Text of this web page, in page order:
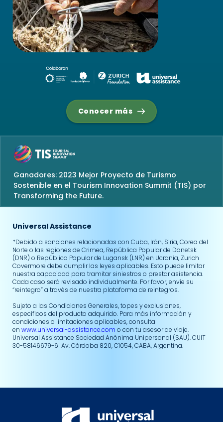
Conocer más
Ganadores: 2023 Mejor Proyecto de Turismo
Sostenible en el Tourism Innovation Summit (TIS) por
Transforming the Future.
Universal Assistance
*Debido a sanciones relacionadas con Cuba, Irán, Siria, Corea del
Norte o las regiones de Crimea, República Popular de Donetsk
(DNR) o República Popular de Lugansk (LNR) en Ucrania, Zurich
Covermore debe cumplir las leyes aplicables. Esto puede limitar
nuestra capacidad para tramitar siniestros o prestar asistencia.
Cada caso será revisado individualmente. Por favor, envíe su
“reintegro” a través de nuestra plataforma de reintegros.
Sujeto a las Condiciones Generales, topes y exclusiones,
específicos del producto adquirido. Para más información y
condiciones o limitaciones aplicables, consulta
en www.universal-assistance.com o con tu asesor de viaje.
Universal Assistance Sociedad Anónima Unipersonal (SAU). CUIT
30-58146679-6 Av. Córdoba 820, C1054, CABA, Argentina.